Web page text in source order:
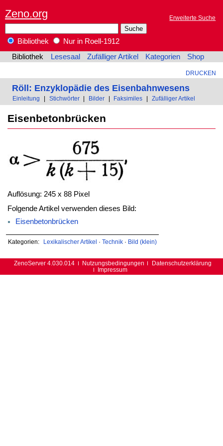
Zeno.org Erweiterte Suche
Bibliothek
Nur in Roell-1912
Bibliothek
Lesesaal Zufälliger Artikel Kategorien Shop
DRUCKEN
Röll: Enzyklopädie des Eisenbahnwesens
Einleitung Stichwörter Bilder Faksimiles Zufälliger Artikel
Eisenbetonbrücken
Auflösung: 245 x 88 Pixel
Folgende Artikel verwenden dieses Bild:
Eisenbetonbrücken
Kategorien: Lexikalischer Artikel · Technik· Bild (klein)
ZenoServer 4.030.014 Nutzungsbedingungen
Datenschutzerklärung
Impressum